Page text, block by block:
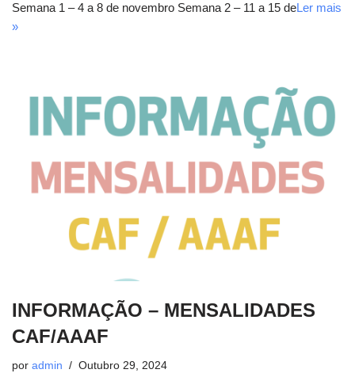
Semana 1 – 4 a 8 de novembro Semana 2 – 11 a 15 deLer mais
»
INFORMAÇÃO – MENSALIDADES
CAF/AAAF
por admin Outubro 29, 2024